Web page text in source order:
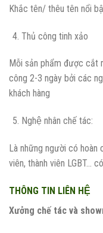
Khắc tên/ thêu tên nổi
Thủ công tinh xảo
Mỗi sản phẩm được cắt
công 2-3 ngày bởi các
khách hàng
Nghệ nhân chế tác:
Là những người có
viên, thành viên LGBT…
THÔNG TIN LIÊN HỆ
Xưởng chế tác và